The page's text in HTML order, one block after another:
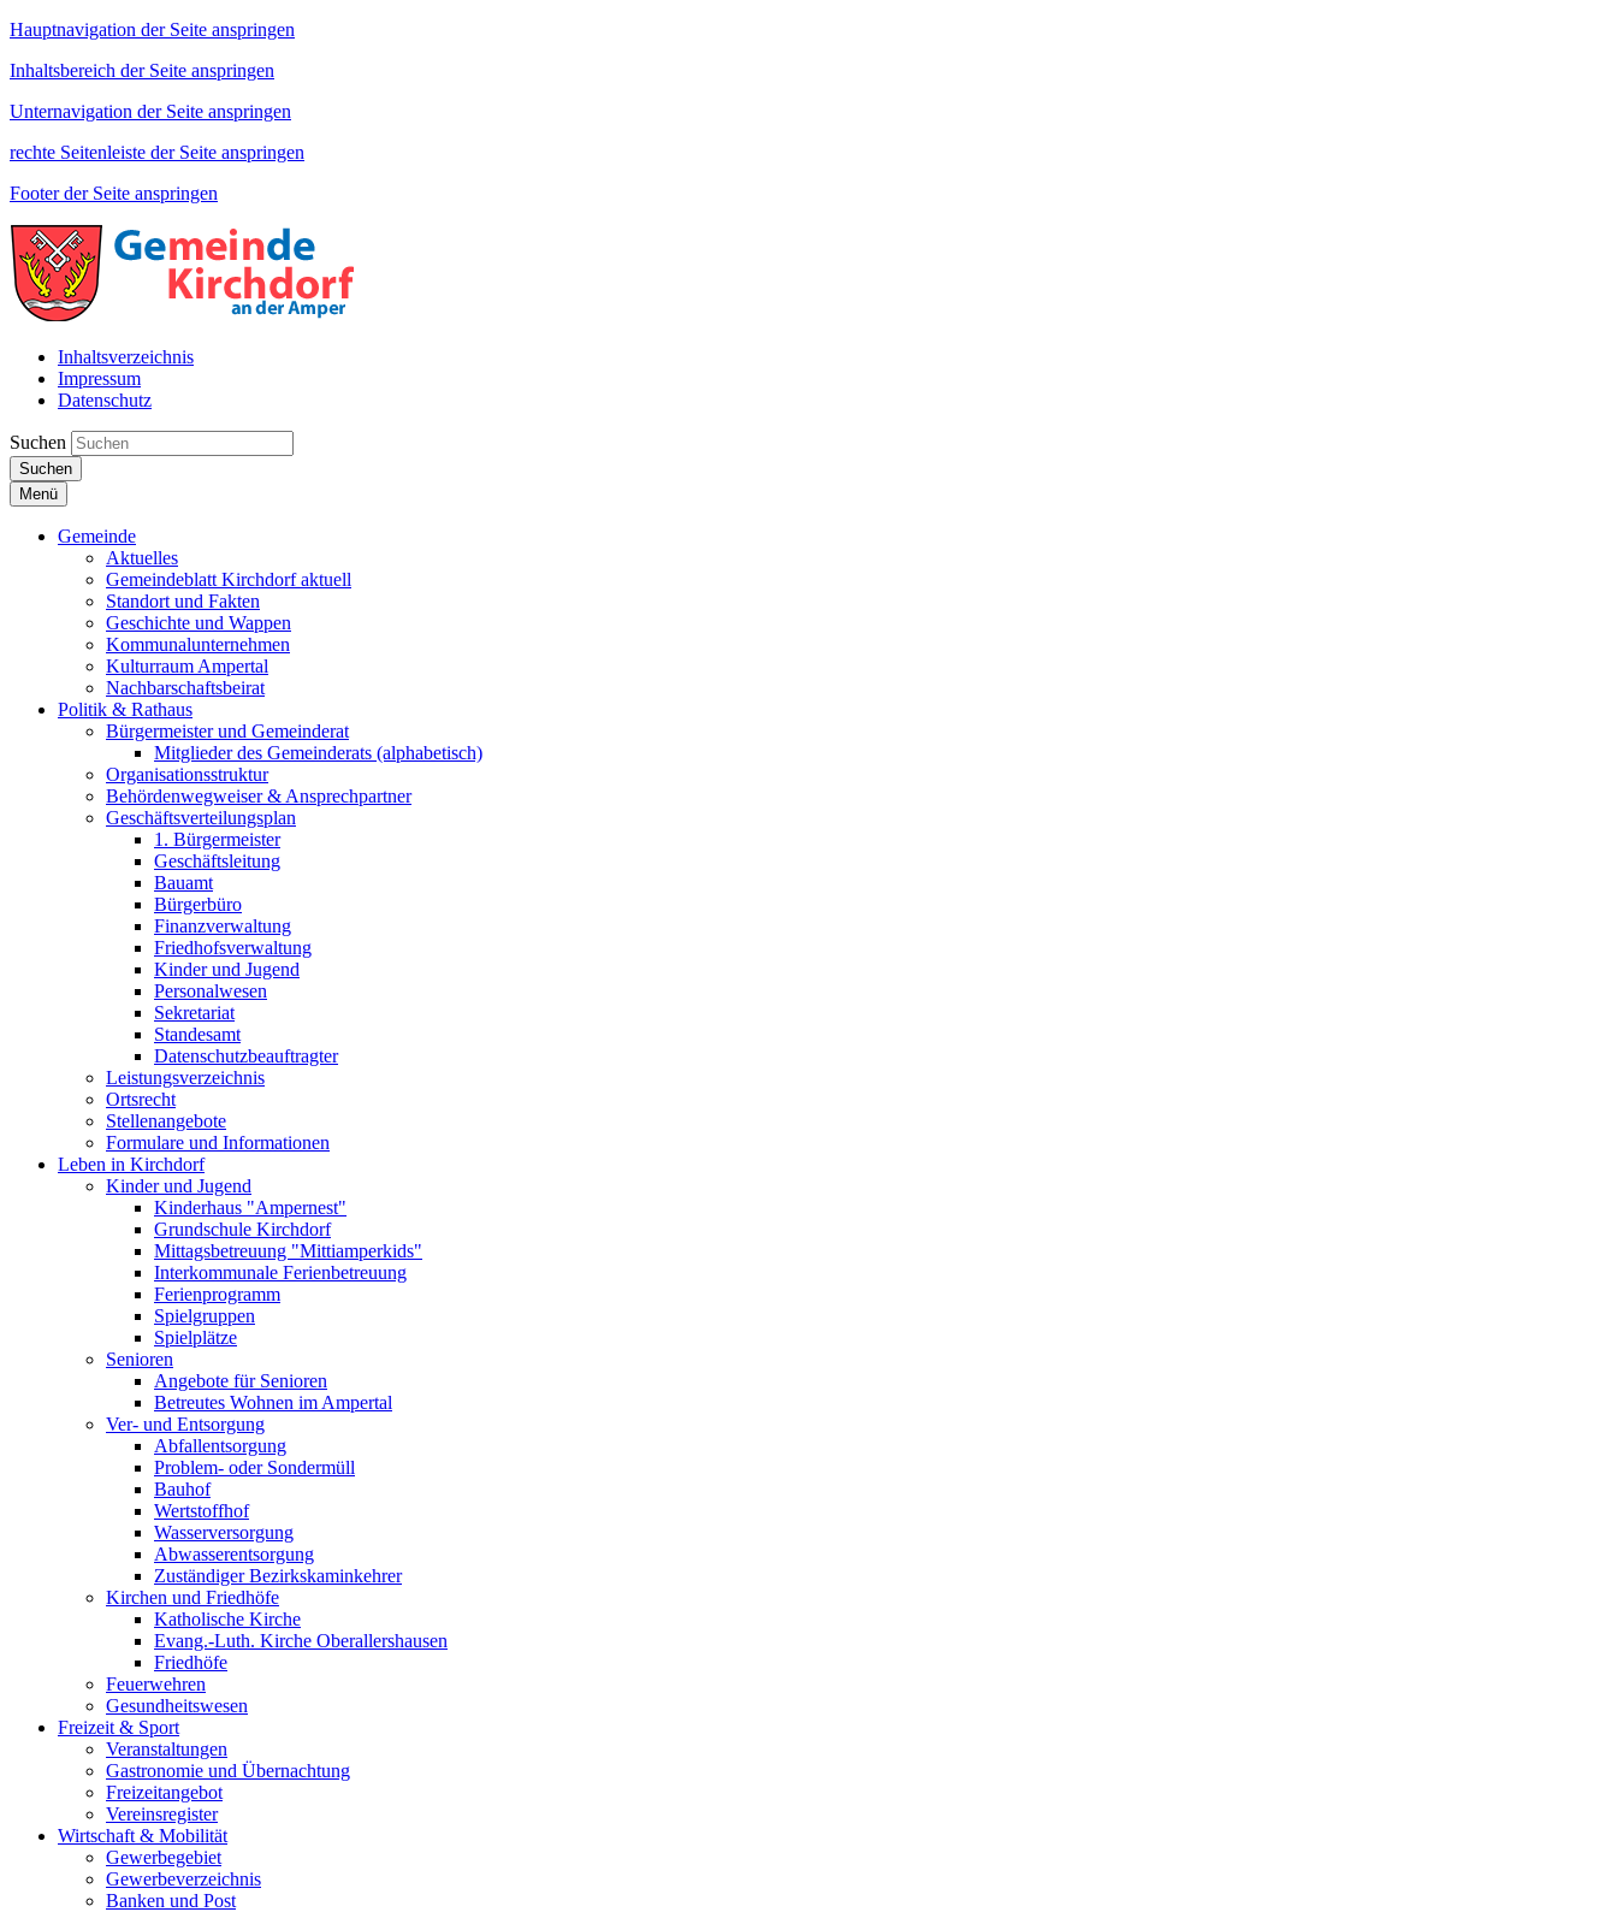
Hauptnavigation der Seite anspringen
Inhaltsbereich der Seite anspringen
Unternavigation der Seite anspringen
rechte Seitenleiste der Seite anspringen
Footer der Seite anspringen
Inhaltsverzeichnis
Impressum
Datenschutz
Suchen
Suchen
Menü
Gemeinde
Aktuelles
Gemeindeblatt Kirchdorf aktuell
Standort und Fakten
Geschichte und Wappen
Kommunalunternehmen
Kulturraum Ampertal
Nachbarschaftsbeirat
Politik & Rathaus
Bürgermeister und Gemeinderat
Mitglieder des Gemeinderats (alphabetisch)
Organisationsstruktur
Behördenwegweiser & Ansprechpartner
Geschäftsverteilungsplan
1. Bürgermeister
Geschäftsleitung
Bauamt
Bürgerbüro
Finanzverwaltung
Friedhofsverwaltung
Kinder und Jugend
Personalwesen
Sekretariat
Standesamt
Datenschutzbeauftragter
Leistungsverzeichnis
Ortsrecht
Stellenangebote
Formulare und Informationen
Leben in Kirchdorf
Kinder und Jugend
Kinderhaus "Ampernest"
Grundschule Kirchdorf
Mittagsbetreuung "Mittiamperkids"
Interkommunale Ferienbetreuung
Ferienprogramm
Spielgruppen
Spielplätze
Senioren
Angebote für Senioren
Betreutes Wohnen im Ampertal
Ver- und Entsorgung
Abfallentsorgung
Problem- oder Sondermüll
Bauhof
Wertstoffhof
Wasserversorgung
Abwasserentsorgung
Zuständiger Bezirkskaminkehrer
Kirchen und Friedhöfe
Katholische Kirche
Evang.-Luth. Kirche Oberallershausen
Friedhöfe
Feuerwehren
Gesundheitswesen
Freizeit & Sport
Veranstaltungen
Gastronomie und Übernachtung
Freizeitangebot
Vereinsregister
Wirtschaft & Mobilität
Gewerbegebiet
Gewerbeverzeichnis
Banken und Post